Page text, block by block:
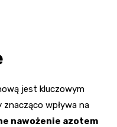
jest kluczowym
wpływa na
nawożenie azotem